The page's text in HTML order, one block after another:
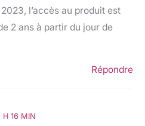
l’accès au produit est
2 ans à partir du jour de
Répondre
16 MIN